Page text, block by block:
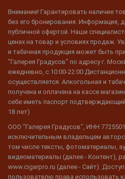
Внимание! Гарантировать наличие
без его бронирования. Информация,
публичной офертой. Наши
ценах на товар и условиях продаж.
и табачная продукция может быть
"Галерея Градусов" по адресу г.
ежедневно, с 10:00-22:00
осуществляется. Алкогольная и
получена и оплачена на кассе
себе иметь паспорт
18 лет)
ООО "Галерея Градусов", ИНН
исключительным владельцем
том числе тексты, фотоматериалы,
видеоматериалы (далее - Контент),
www.cigarpro.ru (далее - Сайт).
пользователю права использовать